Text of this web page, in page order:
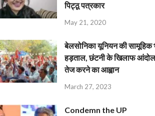
पिट्ठू पत्रकार
May 21, 2020
बेलसोनिका यूनियन की
हड़ताल, छंटनी के खिलाफ
तेज करने का आह्वान
March 27, 2023
Condemn the UP